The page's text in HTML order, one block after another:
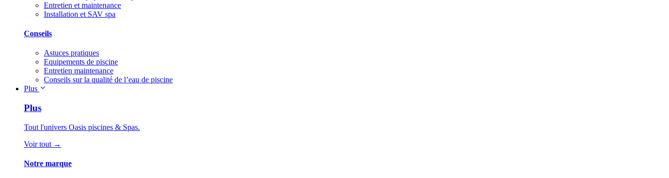
Entretien et maintenance
Installation et SAV spa
Conseils
Astuces pratiques
Equipements de piscine
Entretien maintenance
Conseils sur la qualité de l’eau de piscine
Plus
Plus
Tout l'univers Oasis piscines & Spas.
Voir tout →
Notre marque